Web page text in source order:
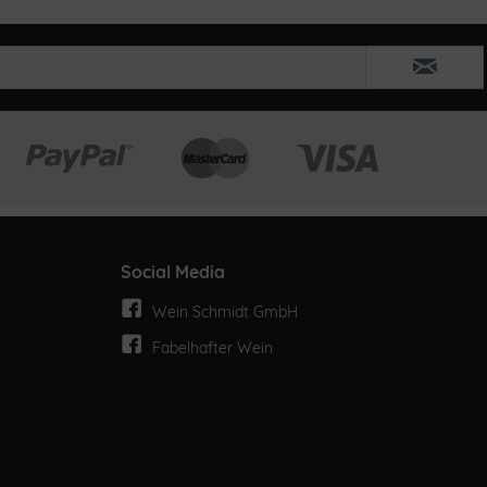
Social Media
Wein Schmidt GmbH
Fabelhafter Wein